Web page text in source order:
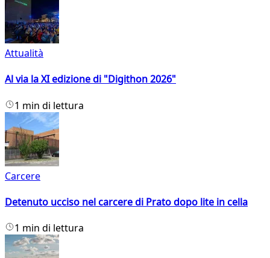
Attualità
Al via la XI edizione di "Digithon 2026"
1 min di lettura
Carcere
Detenuto ucciso nel carcere di Prato dopo lite in cella
1 min di lettura